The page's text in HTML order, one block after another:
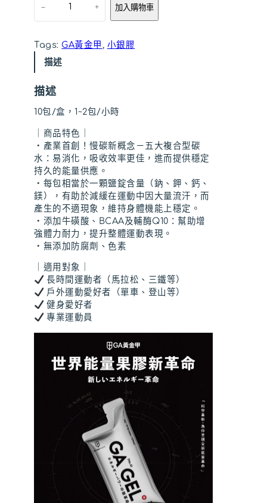
格
T
6
8
0
。
6
4
6
。
A
E
｜
4
號
太
能
量
膠
數
量
– + 加入購物車
Tags: GA黃金甲, 小銀膠
描述
描述
10包/盒，1~2包/小時
｜商品特色｜
・產業首創！慢碳新概念－五大複合型碳
水：易消化，吸收效率更佳，進而提供穩定
持久的能量供應。
・每包相當於一顆鹽錠含量（鈉、鉀、鈣、
鎂），有助於減緩在運動中因大量流汗，而
產生的不適現象，維持身體機能上穩定。
・添加牛磺酸、BCAA及輔酶Q10：幫助增
強體力耐力，提升整體運動表現。
・無添加防腐劑、色素
｜適用對象｜
長時間運動者（馬拉松、三鐵等）
戶外運動愛好者（單車、登山等）
健身愛好者
專業運動員